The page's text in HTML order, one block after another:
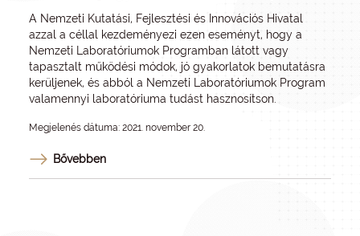
A Nemzeti Kutatási, Fejlesztési és Innovációs Hivatal
azzal a céllal kezdeményezi ezen eseményt, hogy a
Nemzeti Laboratóriumok Programban látott vagy
tapasztalt működési módok, jó gyakorlatok bemutatásra
kerüljenek, és abból a Nemzeti Laboratóriumok Program
valamennyi laboratóriuma tudást hasznosítson.
Megjelenés dátuma: 2021. november 20.
Bővebben